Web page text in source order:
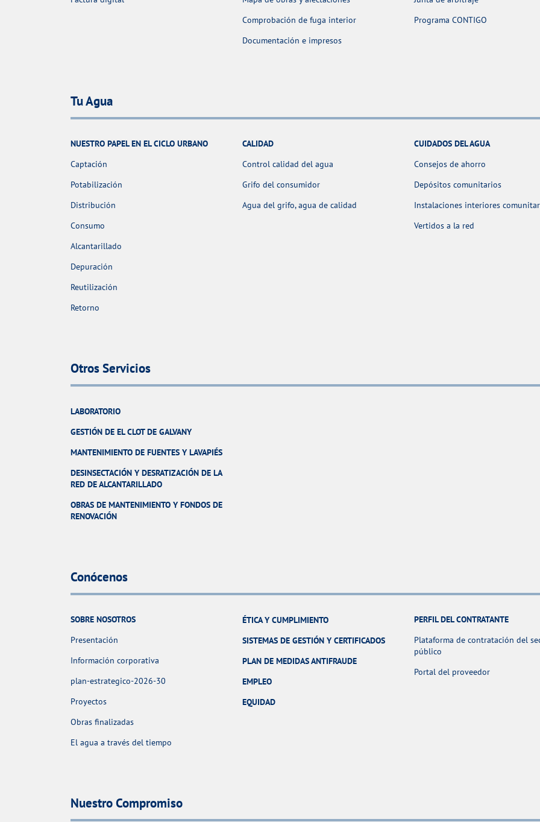
Comprobación de fuga interior
Documentación e impresos
Programa CONTIGO
Tu Agua
NUESTRO PAPEL EN EL CICLO URBANO
Captación
Potabilización
Distribución
Consumo
Alcantarillado
Depuración
Reutilización
Retorno
CALIDAD
Control calidad del agua
Grifo del consumidor
Agua del grifo, agua de calidad
CUIDADOS DEL AGUA
Consejos de ahorro
Depósitos comunitarios
Instalaciones interiores
Vertidos a la red
Otros Servicios
LABORATORIO
GESTIÓN DE EL CLOT DE GALVANY
MANTENIMIENTO DE FUENTES Y LAVAPIÉS
DESINSECTACIÓN Y DESRATIZACIÓN DE LA
RED DE ALCANTARILLADO
OBRAS DE MANTENIMIENTO Y FONDOS DE
RENOVACIÓN
Conócenos
SOBRE NOSOTROS
Presentación
Información corporativa
plan-estrategico-2026-30
Proyectos
Obras finalizadas
El agua a través del tiempo
ÉTICA Y CUMPLIMIENTO
SISTEMAS DE GESTIÓN Y CERTIFICADOS
PLAN DE MEDIDAS ANTIFRAUDE
EMPLEO
EQUIDAD
PERFIL DEL CONTRATANTE
Plataforma de contratación del
público
Portal del proveedor
Nuestro Compromiso